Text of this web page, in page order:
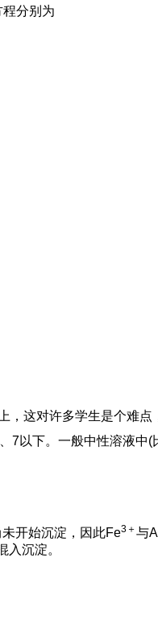
程分别为
，这对许多学生是个难
7以下。一般中性溶液中
未开始沉淀，因此Fe3＋与Al
入沉淀。